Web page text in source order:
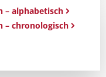
– alphabetisch
– chronologisch